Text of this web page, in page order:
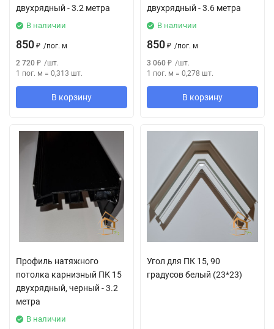
двухрядный - 3.2 метра
В наличии
850 ₽ /пог. м
2 720 ₽ /шт.
1 пог. м = 0,313 шт.
В корзину
двухрядный - 3.6 метра
В наличии
850 ₽ /пог. м
3 060 ₽ /шт.
1 пог. м = 0,278 шт.
В корзину
Профиль натяжного
потолка карнизный ПК 15
двухрядный, черный - 3.2
метра
В наличии
Угол для ПК 15, 90
градусов белый (23*23)